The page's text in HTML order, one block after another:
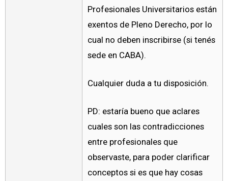
Profesionales Universitarios están
exentos de Pleno Derecho, por lo
cual no deben inscribirse (si tenés
sede en CABA).
Cualquier duda a tu disposición.
PD: estaría bueno que aclares
cuales son las contradicciones
entre profesionales que
observaste, para poder clarificar
conceptos si es que hay cosas